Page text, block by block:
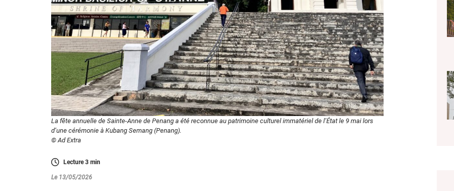
La fête annuelle de Sainte-Anne de Penang a été reconnue au patrimoine culturel immatériel de l’État le 9 mai lors
d’une cérémonie à Kubang Semang (Penang).
© Ad Extra
Lecture3min
Le 13/05/2026